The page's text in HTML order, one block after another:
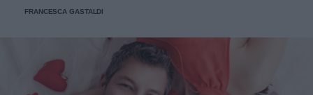
FRANCESCA GASTALDI